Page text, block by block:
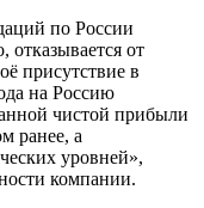
по России
отказывается от
присутствие в
на Россию
чистой прибыли
ранее, а
уровней»,
компании.